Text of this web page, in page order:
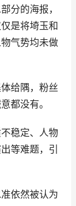
分的海报，
是将埼玉和
气势均未做
给隅，粉丝
都没有。
稳定、人物
等难题，引
依然被认为